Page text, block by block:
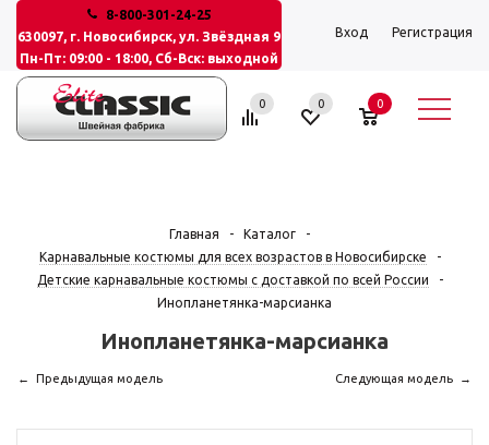
8-800-301-24-25
630097, г. Новосибирск, ул. Звёздная 9
Пн-Пт: 09:00 - 18:00, Сб-Вск: выходной
Вход Регистрация
0 0 0
Главная - Каталог
-
Карнавальные костюмы для всех возрастов в Новосибирске
-
Детские карнавальные костюмы с доставкой по всей России
-
Инопланетянка-марсианка
Инопланетянка-марсианка
Предыдущая модель Следующая модель